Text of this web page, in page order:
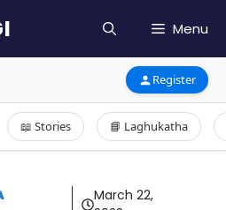
Menu
Register
📖 Stories 📘 Laghukatha
March 22,